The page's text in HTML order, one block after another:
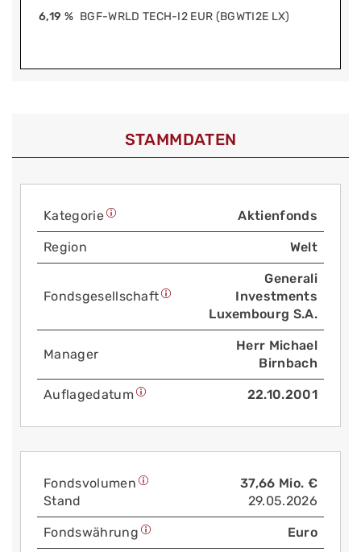
6,19 % BGF-WRLD TECH-I2 EUR (BGWTI2E LX)
STAMMDATEN
Kategorie Aktienfonds
Region Welt
Fonds­gesellschaft
Generali
Investments
Luxembourg S.A.
Manager
Herr Michael
Birnbach
Auflage­datum 22.10.2001
Fonds­volumen
Stand
37,66 Mio. €
29.05.2026
Fonds­währung Euro